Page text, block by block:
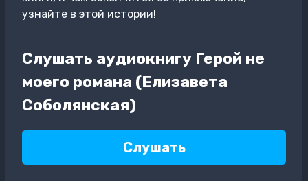
узнайте в этой истории!
Слушать аудиокнигу Герой не
моего романа (Елизавета
Соболянская)
Слушать